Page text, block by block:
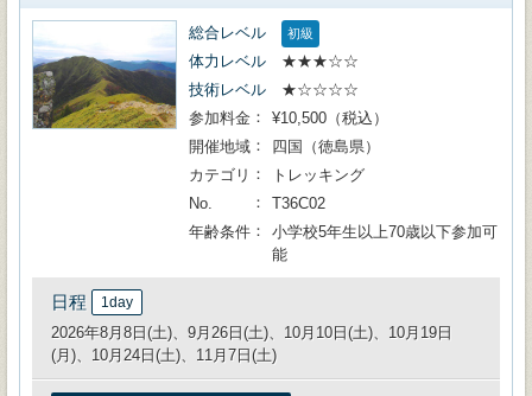
総合レベル 初級
体力レベル
★★★☆☆
技術レベル
★☆☆☆☆
参加料金
¥10,500（税込）
開催地域
四国（徳島県）
カテゴリ
トレッキング
No.
T36C02
年齢条件
小学校5年生以上70歳以下参加可
能
日程 1day
2026年8月8日(土)、9月26日(土)、10月10日(土)、10月19日
(月)、10月24日(土)、11月7日(土)